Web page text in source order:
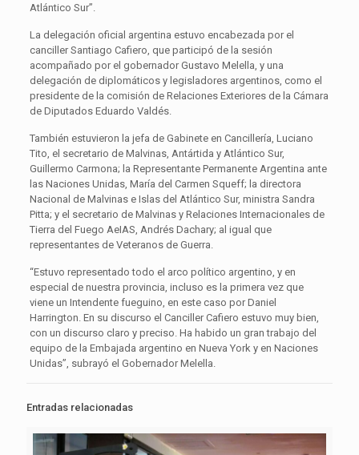
Atlántico Sur”.
La delegación oficial argentina estuvo encabezada por el
canciller Santiago Cafiero, que participó de la sesión
acompañado por el gobernador Gustavo Melella, y una
delegación de diplomáticos y legisladores argentinos, como el
presidente de la comisión de Relaciones Exteriores de la Cámara
de Diputados Eduardo Valdés.
También estuvieron la jefa de Gabinete en Cancillería, Luciano
Tito, el secretario de Malvinas, Antártida y Atlántico Sur,
Guillermo Carmona; la Representante Permanente Argentina ante
las Naciones Unidas, María del Carmen Squeff; la directora
Nacional de Malvinas e Islas del Atlántico Sur, ministra Sandra
Pitta; y el secretario de Malvinas y Relaciones Internacionales de
Tierra del Fuego AeIAS, Andrés Dachary; al igual que
representantes de Veteranos de Guerra.
“Estuvo representado todo el arco político argentino, y en
especial de nuestra provincia, incluso es la primera vez que
viene un Intendente fueguino, en este caso por Daniel
Harrington. En su discurso el Canciller Cafiero estuvo muy bien,
con un discurso claro y preciso. Ha habido un gran trabajo del
equipo de la Embajada argentino en Nueva York y en Naciones
Unidas”, subrayó el Gobernador Melella.
Entradas relacionadas